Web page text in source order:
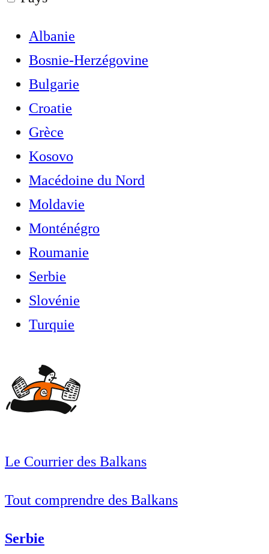
Albanie
Bosnie-Herzégovine
Bulgarie
Croatie
Grèce
Kosovo
Macédoine du Nord
Moldavie
Monténégro
Roumanie
Serbie
Slovénie
Turquie
Le Courrier des Balkans
Tout comprendre des Balkans
Serbie